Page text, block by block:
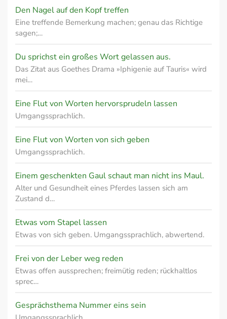
Den Nagel auf den Kopf treffen
Eine treffende Bemerkung machen; genau das Richtige
sagen;…
Du sprichst ein großes Wort gelassen aus.
Das Zitat aus Goethes Drama »Iphigenie auf Tauris« wird
mei…
Eine Flut von Worten hervorsprudeln lassen
Umgangssprachlich.
Eine Flut von Worten von sich geben
Umgangssprachlich.
Einem geschenkten Gaul schaut man nicht ins Maul.
Alter und Gesundheit eines Pferdes lassen sich am
Zustand d…
Etwas vom Stapel lassen
Etwas von sich geben. Umgangssprachlich, abwertend.
Frei von der Leber weg reden
Etwas offen aussprechen; freimütig reden; rückhaltlos
sprec…
Gesprächsthema Nummer eins sein